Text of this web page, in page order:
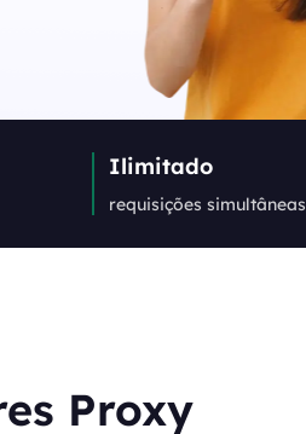
+200Mais
>Todos os locais
Ilimitado
requisições simultâneas
Proxy